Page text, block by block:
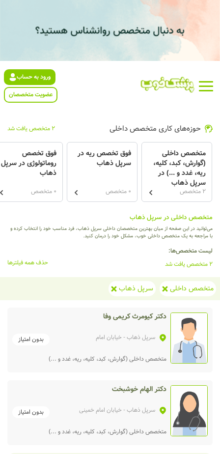
ورود به حساب
عضویت متخصصان
حوزه‌های کاری متخصص داخلی 2 متخصص یافت شد
متخصص داخلی
(گوارش، کبد، کلیه،
ریه، غدد و ...) در
سرپل ذهاب
2 متخصص
فوق تخصص ریه در
سرپل ذهاب
0 متخصص
فوق تخصص
روماتولوژی در سرپل
ذهاب
0 متخصص
متخصص داخلی در سرپل ذهاب
می‌توانید در این صفحه از میان بهترین متخصصان داخلی سرپل ذهاب، فرد مناسب خود را انتخاب کرده و
با مراجعه به یک متخصص داخلی خوب، مشکل خود را درمان کنید.
لیست متخصص‌ها:
2 متخصص یافت شد
حذف همه فیلترها
متخصص داخلی سرپل ذهاب
دکتر کیومرث کریمی وفا
سرپل ذهاب- خیابان امام بدون امتیاز
متخصص داخلی (گوارش، کبد، کلیه، ریه، غدد و ...)
دکتر الهام خوشبخت
سرپل ذهاب- خیابان امام خمینی بدون امتیاز
متخصص داخلی (گوارش، کبد، کلیه، ریه، غدد و ...)